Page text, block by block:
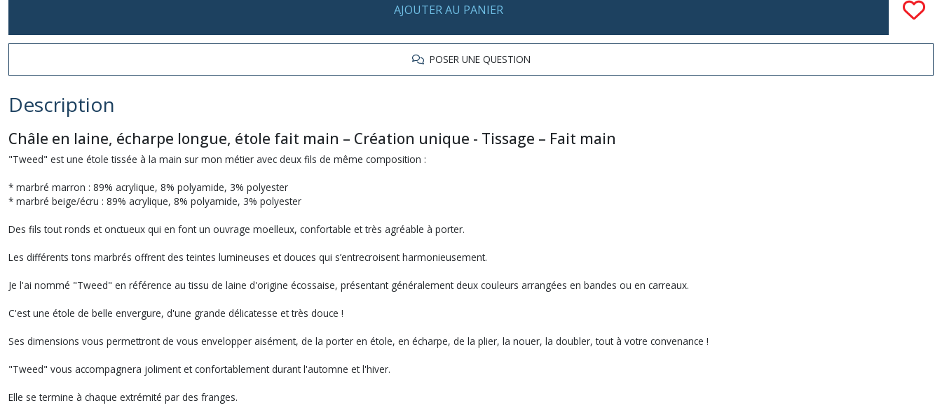
AJOUTER AU PANIER
POSER UNE QUESTION
Description
Châle en laine, écharpe longue, étole fait main – Création unique - Tissage – Fait main
"Tweed" est une étole tissée à la main sur mon métier avec deux fils de même composition :
* marbré marron : 89% acrylique, 8% polyamide, 3% polyester
* marbré beige/écru : 89% acrylique, 8% polyamide, 3% polyester
Des fils tout ronds et onctueux qui en font un ouvrage moelleux, confortable et très agréable à porter.
Les différents tons marbrés offrent des teintes lumineuses et douces qui s’entrecroisent harmonieusement.
Je l'ai nommé "Tweed" en référence au tissu de laine d'origine écossaise, présentant généralement deux couleurs arrangées en bandes ou en carreaux.
C'est une étole de belle envergure, d'une grande délicatesse et très douce !
Ses dimensions vous permettront de vous envelopper aisément, de la porter en étole, en écharpe, de la plier, la nouer, la doubler, tout à votre convenance !
"Tweed" vous accompagnera joliment et confortablement durant l'automne et l'hiver.
Elle se termine à chaque extrémité par des franges.